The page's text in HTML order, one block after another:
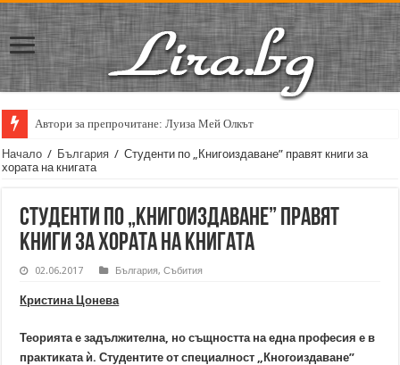
Автори за препрочитане: Луиза Мей Олкът
Кирил Кадийски: „Плачът на големия поет винаги е и сила, и
Начало / България / Студенти по „Книгоиздаване” правят книги за
хората на книгата
Студенти по „Книгоиздаване” правят
книги за хората на книгата
02.06.2017 България,Събития
Кристина Цонева
Теорията е задължителна, но същността на една професия е в
практиката ѝ. Студентите от специалност „Кногоиздаване”